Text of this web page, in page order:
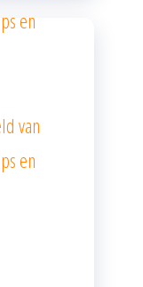
en
van
en